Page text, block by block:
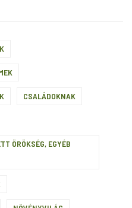
CSALÁDOKNAK
ÖRÖKSÉG, EGYÉB